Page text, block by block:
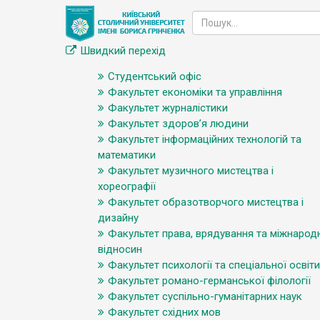
Швидкий перехід
Студентський офіс
Факультет економіки та управління
Факультет журналістики
Факультет здоров’я людини
Факультет інформаційних технологій та
математики
Факультет музичного мистецтва і
хореографії
Факультет образотворчого мистецтва і
дизайну
Факультет права, врядування та
відносин
Факультет психології та спеціальної освіти
Факультет романо-германської філології
Факультет суспільно-гуманітарних наук
Факультет східних мов